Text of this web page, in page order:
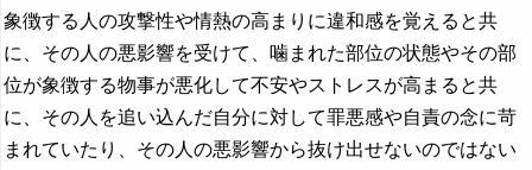
象徴する人の攻撃性や情熱の高まりに違和感を覚えると共
に、その人の悪影響を受けて、噛まれた部位の状態やその部
位が象徴する物事が悪化して不安やストレスが高まると共
に、その人を追い込んだ自分に対して罪悪感や自責の念に苛
まれていたり、その人の悪影響から抜け出せないのではない